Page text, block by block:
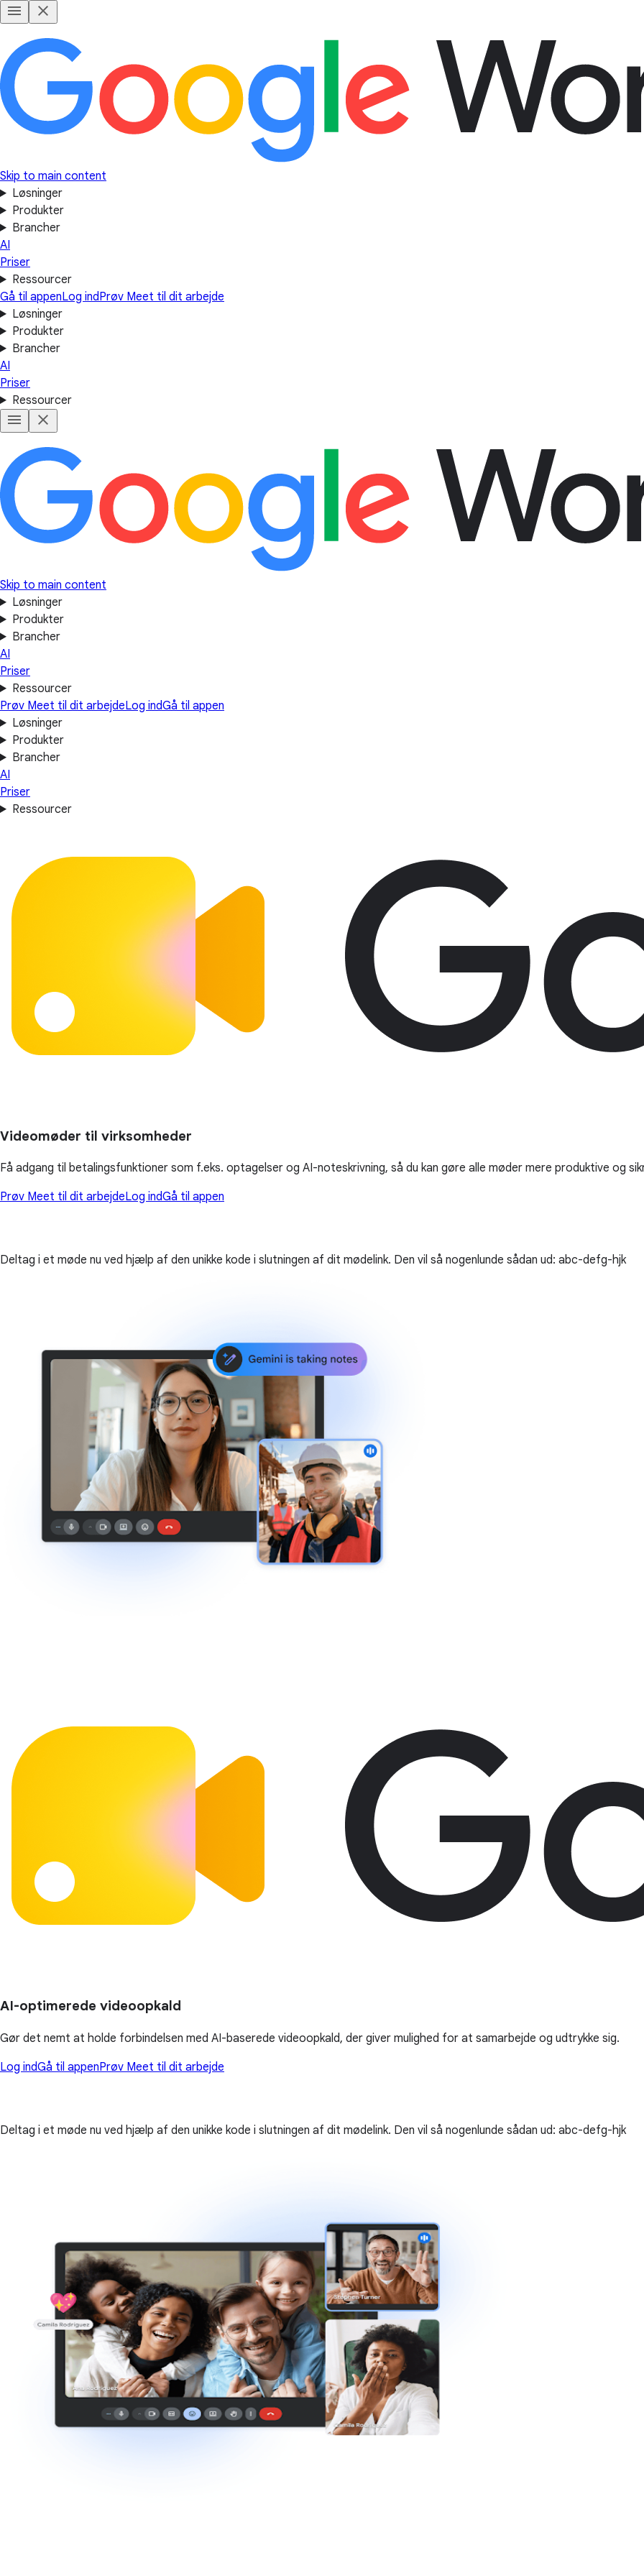
Skip to main content
Løsninger
Produkter
Brancher
AI
Priser
Ressourcer
Gå til appenLog indPrøv Meet til dit arbejde
Løsninger
Produkter
Brancher
AI
Priser
Ressourcer
Skip to main content
Løsninger
Produkter
Brancher
AI
Priser
Ressourcer
Prøv Meet til dit arbejdeLog indGå til appen
Løsninger
Produkter
Brancher
AI
Priser
Ressourcer
Videomøder til virksomheder
Få adgang til betalingsfunktioner som f.eks. optagelser og AI-noteskrivning, så du kan gøre alle møder mere produktive og
Prøv Meet til dit arbejdeLog indGå til appen
Deltag i et møde nu ved hjælp af den unikke kode i slutningen af dit mødelink. Den vil så nogenlunde sådan ud: abc-defg-hjk
AI-optimerede videoopkald
Gør det nemt at holde forbindelsen med AI-baserede videoopkald, der giver mulighed for at samarbejde og udtrykke sig.
Log indGå til appenPrøv Meet til dit arbejde
Deltag i et møde nu ved hjælp af den unikke kode i slutningen af dit mødelink. Den vil så nogenlunde sådan ud: abc-defg-hjk